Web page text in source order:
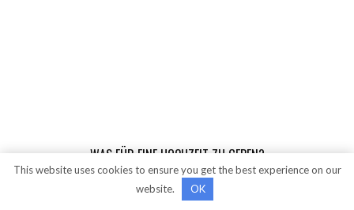
WAS FÜR EINE HOCHZEIT ZU GEBEN?
26.06.2022
This website uses cookies to ensure you get the best experience on our
website.
OK